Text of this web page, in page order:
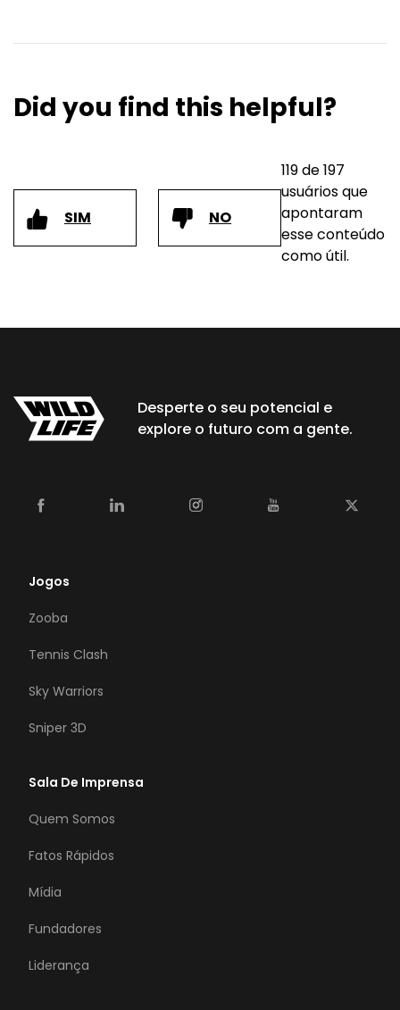
Did you find this helpful?
SIM NO
119 de 197
usuários que
apontaram
esse conteúdo
como útil.
Desperte o seu potencial e
explore o futuro com a gente.
Jogos
Zooba
Tennis Clash
Sky Warriors
Sniper 3D
Sala De Imprensa
Quem Somos
Fatos Rápidos
Mídia
Fundadores
Liderança